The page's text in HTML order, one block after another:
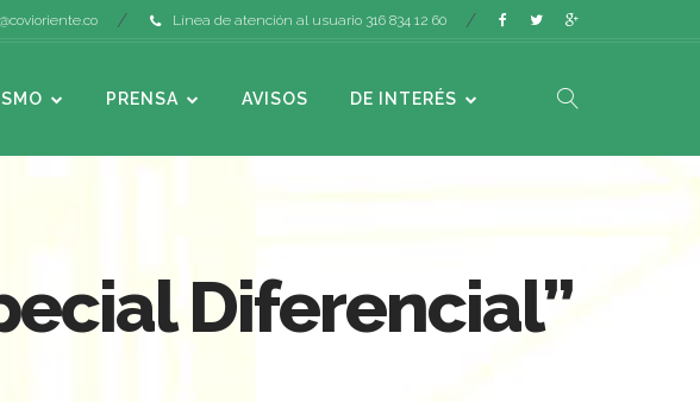
Línea de atención al usuario 316 834 12 60
PRENSA AVISOS DE INTERÉS
Diferencial”